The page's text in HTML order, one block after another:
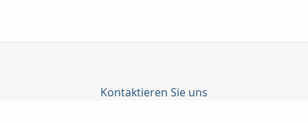
Kontaktieren Sie uns